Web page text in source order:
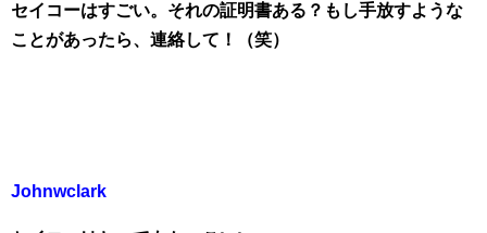
セイコーはすごい。それの証明書ある？もし手放すような
ことがあったら、連絡して！（笑）
Johnwclark